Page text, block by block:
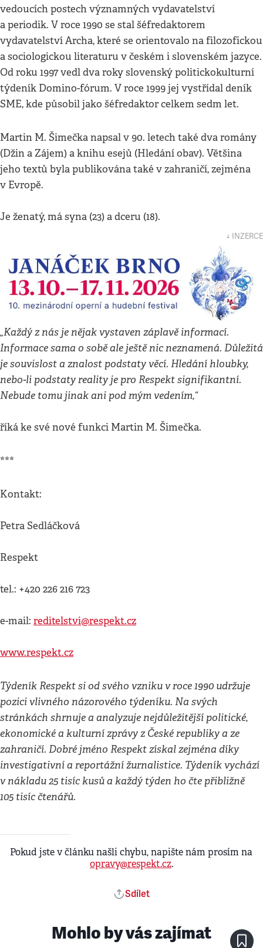
vedoucích postech významných vydavatelství
a periodik. V roce 1990 se stal šéfredaktorem
vydavatelství Archa, které se orientovalo na filozofickou
a sociologickou literaturu v českém i slovenském jazyce.
Od roku 1997 vedl dva roky slovenský politickokulturní
týdeník Domino-fórum. V roce 1999 jej vystřídal deník
SME, kde působil jako šéfredaktor celkem sedm let.
Martin M. Šimečka napsal v 90. letech také dva romány
(Džin a Zájem) a knihu esejů (Hledání obav). Většina
jeho textů byla publikována také v zahraničí, zejména
v Evropě.
Je ženatý, má syna (23) a dceru (18).
↓ INZERCE
„Každý z nás je nějak vystaven záplavě informací.
Informace sama o sobě ale ještě nic neznamená. Důležitá
je souvislost a znalost podstaty věcí. Hledání hloubky,
nebo-li podstaty reality je pro Respekt signifikantní.
Nebude tomu jinak ani pod mým vedením,“
říká ke své nové funkci Martin M. Šimečka.
***
Kontakt:
Petra Sedláčková
Respekt
tel.: +420 226 216 723
e-mail: reditelstvi@respekt.cz
www.respekt.cz
Týdeník Respekt si od svého vzniku v roce 1990 udržuje
pozici vlivného názorového týdeníku. Na svých
stránkách shrnuje a analyzuje nejdůležitější politické,
ekonomické a kulturní zprávy z České republiky a ze
zahraničí. Dobré jméno Respekt získal zejména díky
investigativní a reportážní žurnalistice. Týdeník vychází
v nákladu 25 tisíc kusů a každý týden ho čte přibližně
105 tisíc čtenářů.
Pokud jste v článku našli chybu, napište nám prosím na
opravy@respekt.cz.
Sdílet
Mohlo by vás zajímat